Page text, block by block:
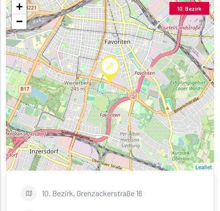
10. Bezirk
+
−
Leaflet
10. Bezirk, Grenzackerstraße 16